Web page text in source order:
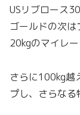
USリブロース
ゴールドの次は
20kgのマイレー
さらに100kg越
プし、さらなる